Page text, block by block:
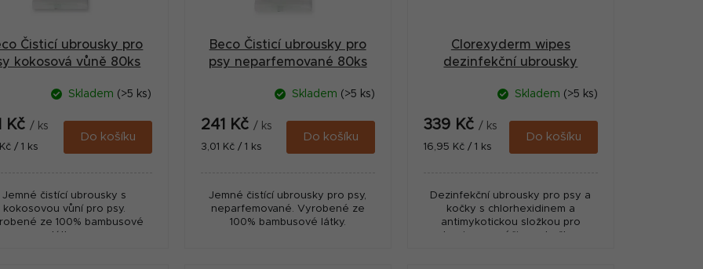
Čisticí ubrousky pro
kokosová vůně 80ks
Skladem (>5 ks)
Kč/ ks
/ 1 ks
Do košíku
Jemné čistící ubrousky s
kokosovou vůní pro psy.
ze 100% bambusové
Beco Čisticí ubrousky pro
psy neparfemované 80ks
Skladem (>5 ks)
241 Kč / ks
Měrná
3,01 Kč / 1 ks
Do košíku
Jemné čistící ubrousky pro psy,
neparfemované. Vyrobené ze
100% bambusové látky.
Clorexyderm wipes
dezinfekční ubrousky
Skladem (>5 ks)
339 Kč / ks
Měrná
16,95 Kč / 1 ks
Do košíku
Dezinfekční ubrousky pro psy a
kočky s chlorhexidinem a
antimykotickou složkou pro